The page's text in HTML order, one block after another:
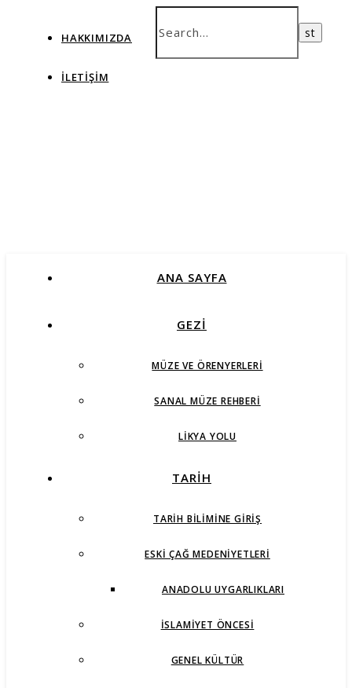
HAKKIMIZDA
İLETIŞIM
ANA SAYFA
GEZİ
MÜZE VE ÖRENYERLERI
SANAL MÜZE REHBERI
LIKYA YOLU
TARİH
TARIH BILIMINE GIRIŞ
ESKI ÇAĞ MEDENIYETLERI
ANADOLU UYGARLIKLARI
İSLAMIYET ÖNCESI
GENEL KÜLTÜR